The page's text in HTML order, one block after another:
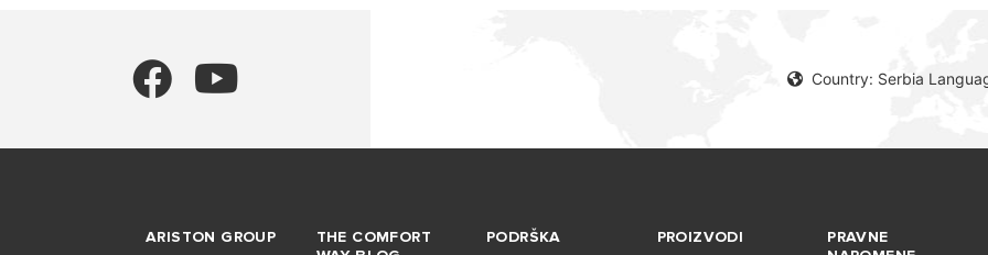
Country: Serbia
ARISTON GROUP
THE COMFORT
PODRŠKA PROIZVODI
PRAVNE